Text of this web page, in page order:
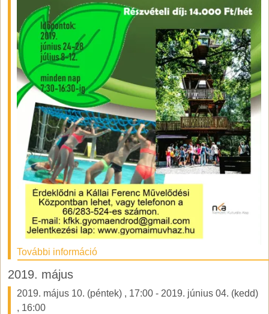
További információ
2019. május
2019. május 10. (péntek) , 17:00 - 2019. június 04. (kedd)
, 16:00